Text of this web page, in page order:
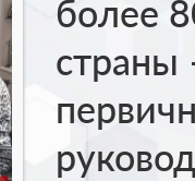
более
страны